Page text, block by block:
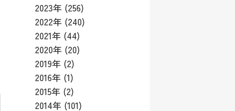
2023年 (256)
2022年 (240)
2021年 (44)
2020年 (20)
2019年 (2)
2016年 (1)
2015年 (2)
2014年 (101)